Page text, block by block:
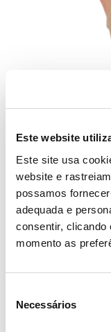
Este website
Este site usa
website e
possamos
adequada e
consentir, clicando
momento as
Necessários
Pedro
(Vogal)